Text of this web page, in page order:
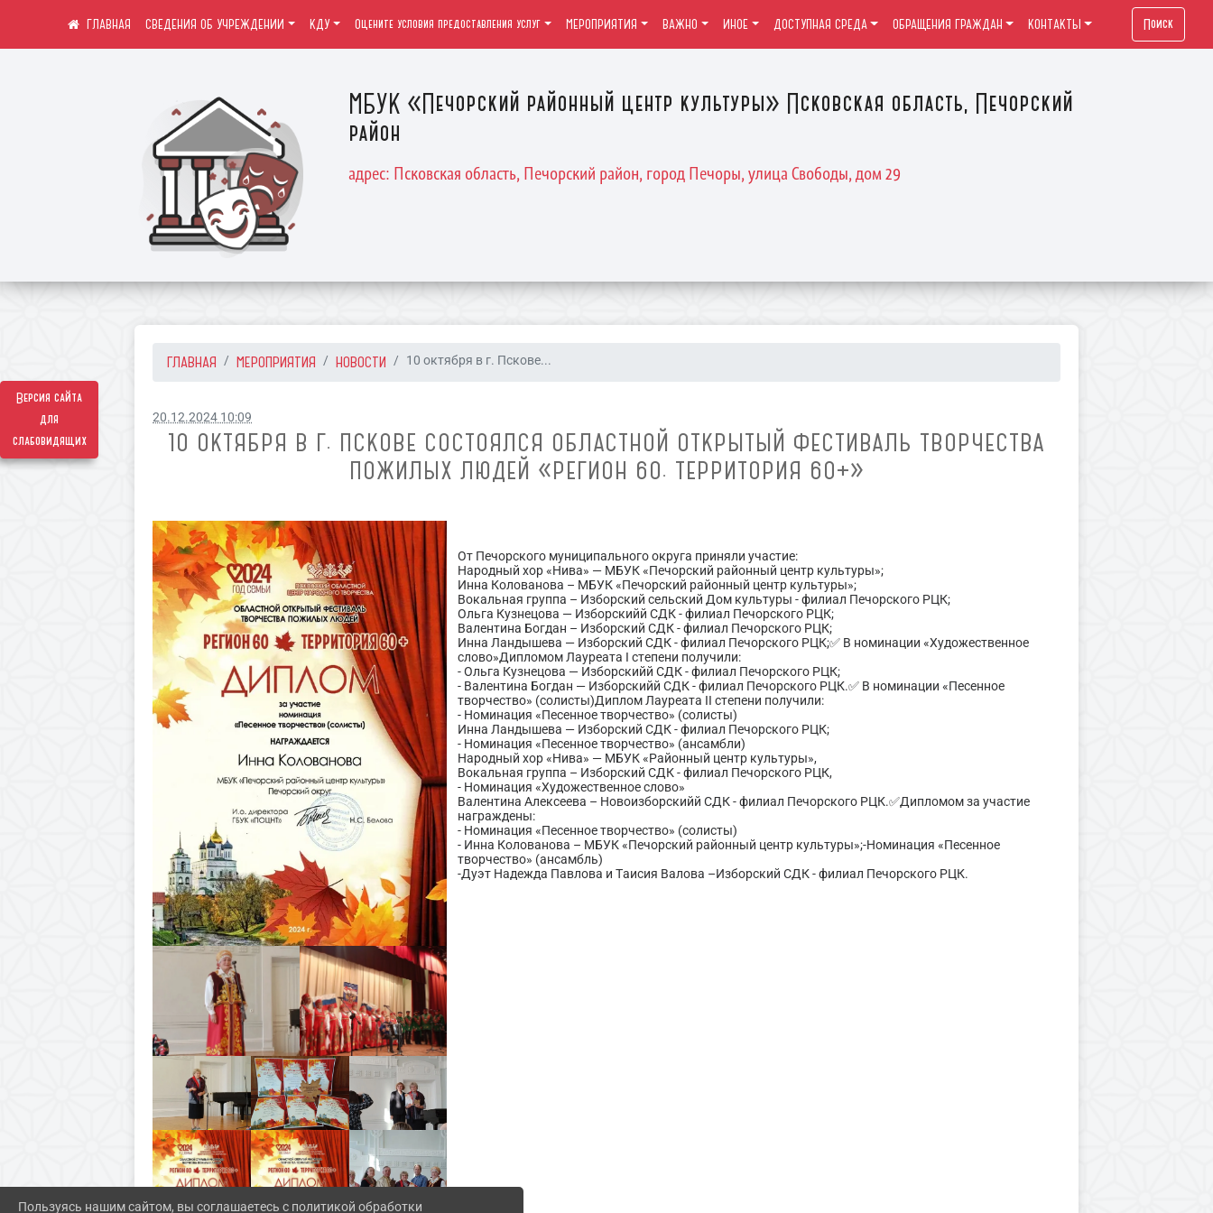
Версия сайта
для
слабовидящих
МБУК «Печорский районный центр культуры» Псковская область, Печорский
район
адрес: Псковская область, Печорский район, город Печоры, улица Свободы, дом 29
СВЕДЕНИЯ ОБ УЧРЕЖДЕНИИ КДУ Оцените условия предоставления услуг МЕРОПРИЯТИЯ ВАЖНО ИНОЕ ДОСТУПНАЯ СРЕДА ОБРАЩЕНИЯ ГРАЖДАН КОНТАКТЫ Поиск
ГЛАВНАЯ МЕРОПРИЯТИЯ НОВОСТИ 10 октября в г. Пскове...
20.12.2024 10:09
10 ОКТЯБРЯ В Г. ПСКОВЕ СОСТОЯЛСЯ ОБЛАСТНОЙ ОТКРЫТЫЙ ФЕСТИВАЛЬ ТВОРЧЕСТВА
ПОЖИЛЫХ ЛЮДЕЙ «РЕГИОН 60. ТЕРРИТОРИЯ 60+»
От Печорского муниципального округа приняли участие:
Народный хор «Нива» — МБУК «Печорский районный центр культуры»;
Инна Колованова – МБУК «Печорский районный центр культуры»;
Вокальная группа – Изборский сельский Дом культуры - филиал Печорского РЦК;
Ольга Кузнецова — Изборскийй СДК - филиал Печорского РЦК;
Валентина Богдан – Изборский СДК - филиал Печорского РЦК;
Инна Ландышева — Изборский СДК - филиал Печорского РЦК;✅️ В номинации «Художественное
слово»Дипломом Лауреата I степени получили:
- Ольга Кузнецова — Изборскийй СДК - филиал Печорского РЦК;
- Валентина Богдан — Изборскийй СДК - филиал Печорского РЦК.✅️ В номинации «Песенное
творчество» (солисты)Диплом Лауреата II степени получили:
- Номинация «Песенное творчество» (солисты)
Инна Ландышева — Изборский СДК - филиал Печорского РЦК;
- Номинация «Песенное творчество» (ансамбли)
Народный хор «Нива» — МБУК «Районный центр культуры»,
Вокальная группа – Изборский СДК - филиал Печорского РЦК,
- Номинация «Художественное слово»
Валентина Алексеева – Новоизборскийй СДК - филиал Печорского РЦК.✅️Дипломом за участие
награждены:
- Номинация «Песенное творчество» (солисты)
- Инна Колованова – МБУК «Печорский районный центр культуры»;-Номинация «Песенное
творчество» (ансамбль)
-Дуэт Надежда Павлова и Таисия Валова –Изборский СДК - филиал Печорского РЦК.
Пользуясь нашим сайтом, вы соглашаетесь с политикой обработки